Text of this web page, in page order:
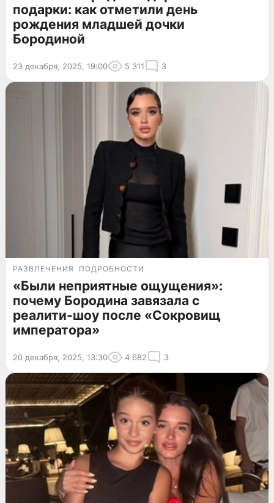
подарки: как отметили день
рождения младшей дочки
Бородиной
23 декабря, 2025, 19:00 5 311 3
РАЗВЛЕЧЕНИЯ ПОДРОБНОСТИ
«Были неприятные ощущения»:
почему Бородина завязала с
реалити-шоу после «Сокровищ
императора»
20 декабря, 2025, 13:30 4 682 3